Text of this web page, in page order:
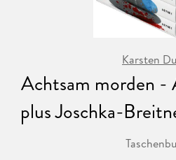
Karsten
Achtsam morden -
plus Joschka-